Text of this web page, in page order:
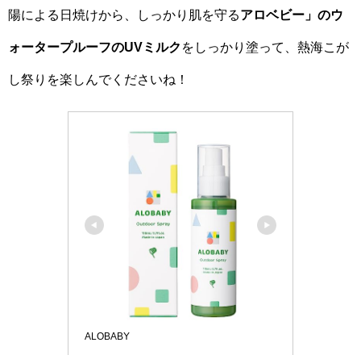
陽による日焼けから、しっかり肌を守るアロベビー」のウ
ォータープルーフのUVミルク をしっかり塗って、熱海こが
し祭りを楽しんでくださいね！
ALOBABY